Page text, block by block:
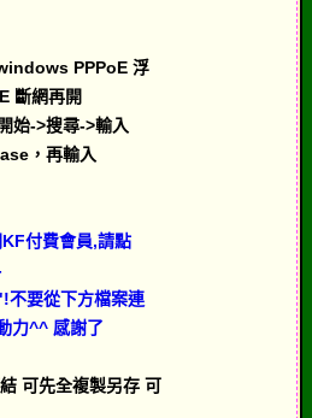
PPPoE 浮
斷網再開
始->搜尋->輸入
，再輸入
付費會員,請點
要從下方檔案連
力^^ 感謝了
可先全複製另存 可